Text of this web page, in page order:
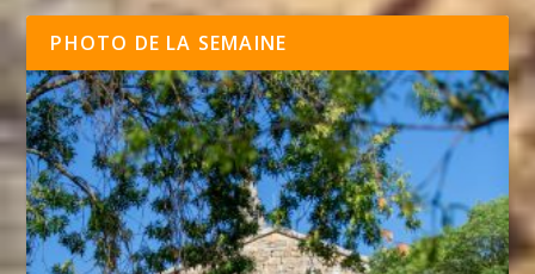
PHOTO DE LA SEMAINE